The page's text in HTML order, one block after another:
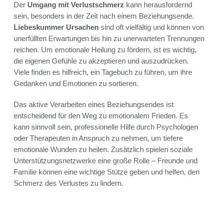
Der Umgang mit Verlustschmerz kann herausfordernd
sein, besonders in der Zeit nach einem Beziehungsende.
Liebeskummer Ursachen sind oft vielfältig und können von
unerfüllten Erwartungen bis hin zu unerwarteten Trennungen
reichen. Um emotionale Heilung zu fördern, ist es wichtig,
die eigenen Gefühle zu akzeptieren und auszudrücken.
Viele finden es hilfreich, ein Tagebuch zu führen, um ihre
Gedanken und Emotionen zu sortieren.
Das aktive Verarbeiten eines Beziehungsendes ist
entscheidend für den Weg zu emotionalem Frieden. Es
kann sinnvoll sein, professionelle Hilfe durch Psychologen
oder Therapeuten in Anspruch zu nehmen, um tiefere
emotionale Wunden zu heilen. Zusätzlich spielen soziale
Unterstützungsnetzwerke eine große Rolle – Freunde und
Familie können eine wichtige Stütze geben und helfen, den
Schmerz des Verlustes zu lindern.